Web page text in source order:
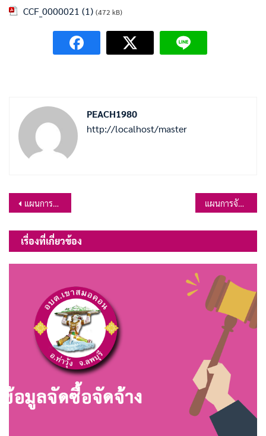
CCF_0000021 (1) (472 kB)
PEACH1980
http://localhost/master
แนะแนว
เรื่อง
แผนการจัดซื้อจัดจ้าง ประจำปีงบประมาณ พ.ศ.2566 แผนการจัดซื้อจัดจ้าง ประจำปีงบประมาณ พ.ศ.2566
เรื่องที่เกี่ยวข้อง